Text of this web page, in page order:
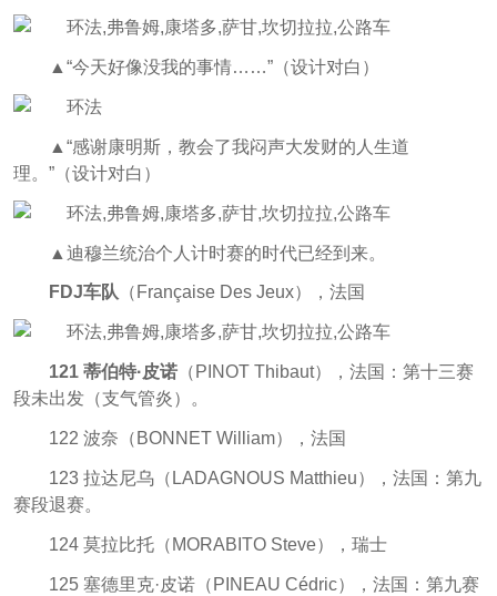
▲“今天好像没我的事情……”（设计对白）
▲“感谢康明斯，教会了我闷声大发财的人生道
理。”（设计对白）
▲迪穆兰统治个人计时赛的时代已经到来。
FDJ车队（Française Des Jeux），法国
121 蒂伯特·皮诺（PINOT Thibaut），法国：第十三赛
段未出发（支气管炎）。
122 波奈（BONNET William），法国
123 拉达尼乌（LADAGNOUS Matthieu），法国：第九
赛段退赛。
124 莫拉比托（MORABITO Steve），瑞士
125 塞德里克·皮诺（PINEAU Cédric），法国：第九赛